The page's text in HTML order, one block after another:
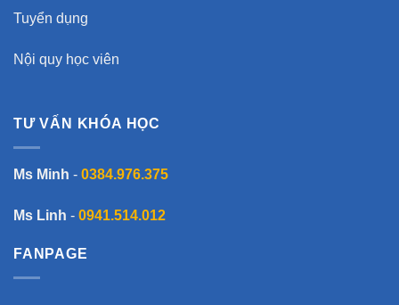
Tuyển dụng
Nội quy học viên
TƯ VẤN KHÓA HỌC
Ms Minh - 0384.976.375
Ms Linh - 0941.514.012
FANPAGE